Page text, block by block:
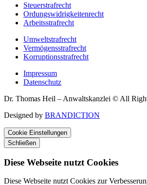
Steuerstrafrecht
Ordungswidrigkeitenrecht
Arbeitsstrafrecht
Umweltstrafrecht
Vermögensstrafrecht
Korruptionsstrafrecht
Impressum
Datenschutz
Dr. Thomas Heil – Anwaltskanzlei © All
Designed by BRANDICTION
Cookie Einstellungen
Schließen
Diese Webseite nutzt Cookies
Diese Webseite nutzt Cookies zur